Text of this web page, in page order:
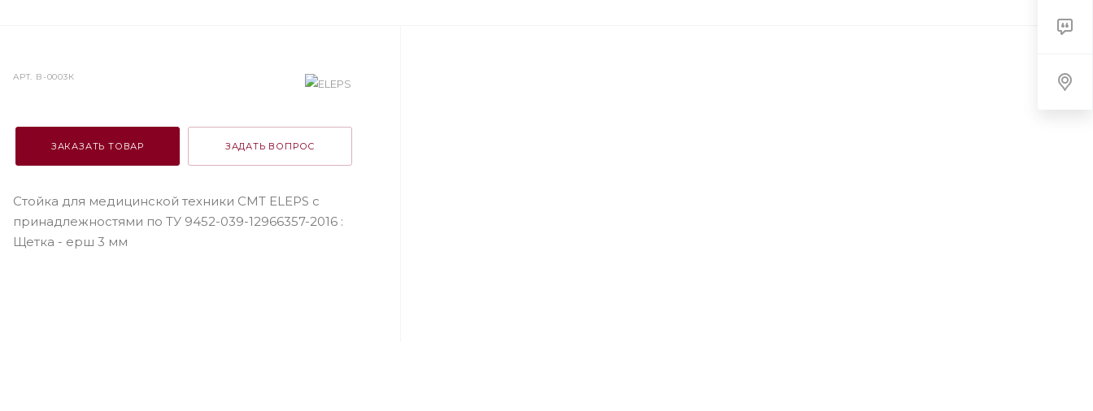
АРТ. В-0003К
ЗАКАЗАТЬ ТОВАР ЗАДАТЬ ВОПРОС
Стойка для медицинской техники СМТ ELEPS c
принадлежностями по ТУ 9452-039-12966357-2016 :
Щетка - ерш 3 мм